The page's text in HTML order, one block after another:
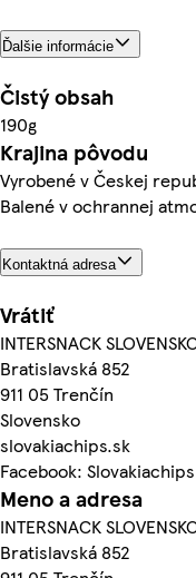
Ďalšie informácie
Čistý obsah
190g
Krajina pôvodu
Vyrobené v Českej
Balené v ochrannej
Kontaktná adresa
Vrátiť
INTERSNACK
Bratislavská 852
911 05 Trenčín
Slovensko
slovakiachips.sk
Facebook: Slovakiachips
Meno a adresa
INTERSNACK
Bratislavská 852